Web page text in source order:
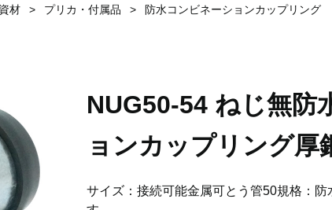
材 > プリカ・付属品 > 防水コンビネーションカップリング
NUG50-54 ねじ無防
ョンカップリング厚
サイズ：接続可能金属可とう管50規格：